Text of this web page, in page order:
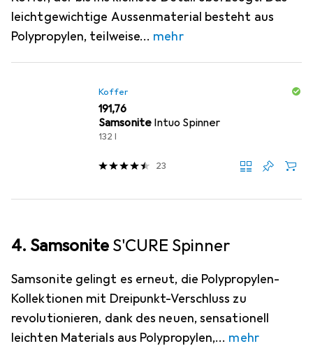
leichtgewichtige Aussenmaterial besteht aus
Polypropylen, teilweise
mehr
Koffer
EUR
191,76
Samsonite Intuo Spinner
132 l
23
4. Samsonite S'CURE Spinner
Samsonite gelingt es erneut, die Polypropylen-
Kollektionen mit Dreipunkt-Verschluss zu
revolutionieren, dank des neuen, sensationell
leichten Materials aus Polypropylen,
mehr